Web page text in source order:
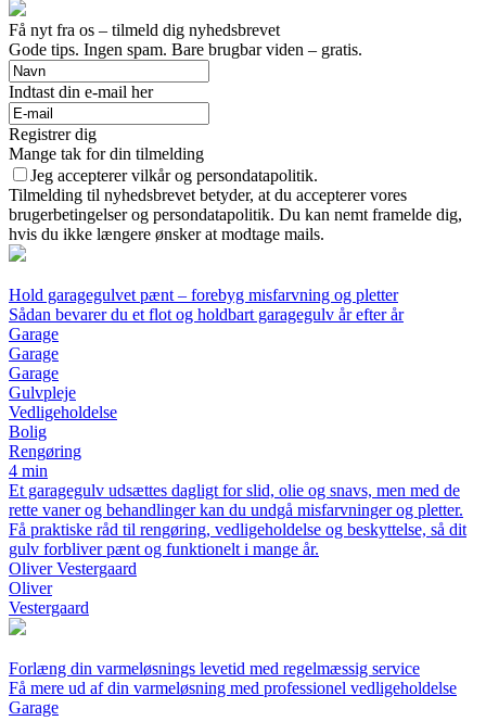
Få nyt fra os – tilmeld dig nyhedsbrevet
Gode tips. Ingen spam. Bare brugbar viden – gratis.
Indtast din e-mail her
Registrer dig
Mange tak for din tilmelding
Jeg accepterer vilkår og persondatapolitik.
Tilmelding til nyhedsbrevet betyder, at du accepterer vores
brugerbetingelser og persondatapolitik. Du kan nemt framelde dig,
hvis du ikke længere ønsker at modtage mails.
Hold garagegulvet pænt – forebyg misfarvning og pletter
Sådan bevarer du et flot og holdbart garagegulv år efter år
Garage
Garage
Garage
Gulvpleje
Vedligeholdelse
Bolig
Rengøring
4 min
Et garagegulv udsættes dagligt for slid, olie og snavs, men med de
rette vaner og behandlinger kan du undgå misfarvninger og pletter.
Få praktiske råd til rengøring, vedligeholdelse og beskyttelse, så dit
gulv forbliver pænt og funktionelt i mange år.
Oliver Vestergaard
Oliver
Vestergaard
Forlæng din varmeløsnings levetid med regelmæssig service
Få mere ud af din varmeløsning med professionel vedligeholdelse
Garage